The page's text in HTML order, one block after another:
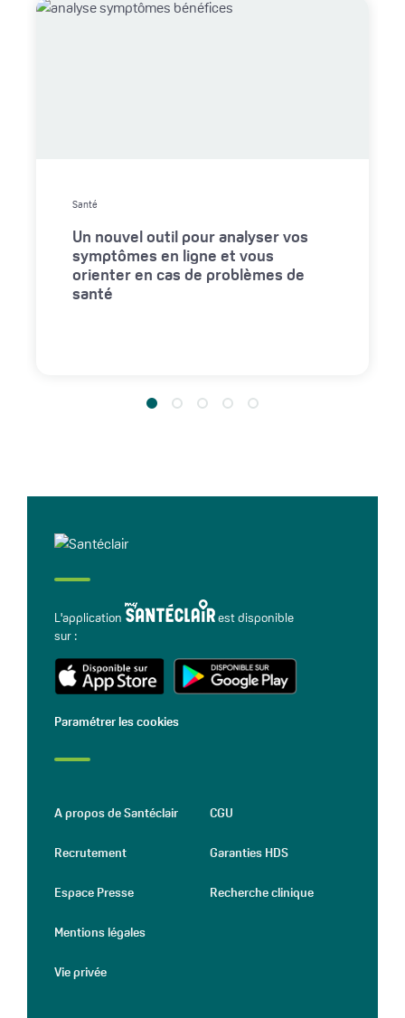
Santé
Un nouvel outil pour analyser vos
symptômes en ligne et vous
orienter en cas de problèmes de
santé
L'application
est disponible
sur :
Paramétrer les cookies
A propos de Santéclair
Recrutement
Espace Presse
Mentions légales
Vie privée
CGU
Garanties HDS
Recherche clinique